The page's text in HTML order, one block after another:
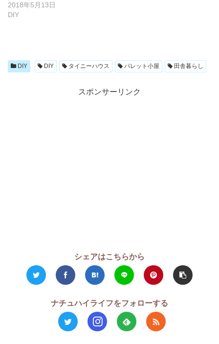
2018年5月13日
DIY
DIY DIY タイニーハウス パレット小屋 田舎暮らし
スポンサーリンク
シェアはこちらから
ナチュハイライフをフォローする